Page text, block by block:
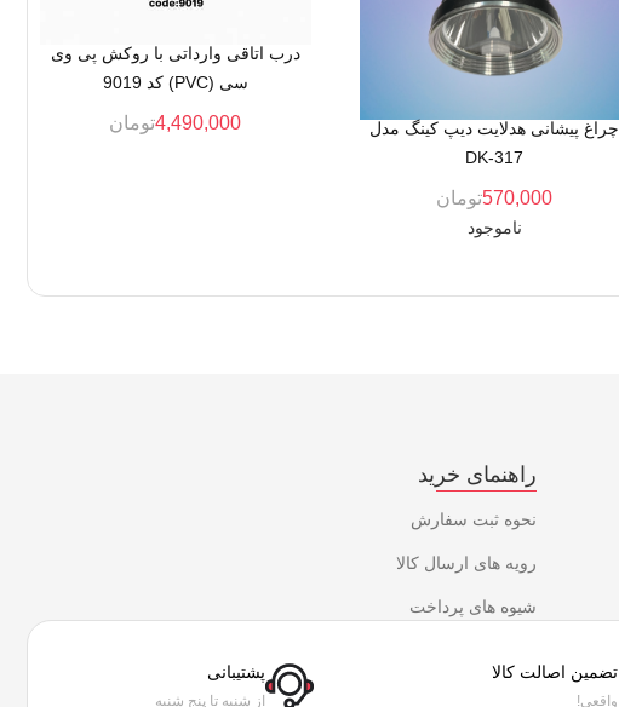
چراغ پیشانی هدلایت دیپ کینگ مدل
DK-317
570,000تومان
ناموجود
درب اتاقی وارداتی با روکش پی وی
سی (PVC) کد 9019
4,490,000تومان
راهنمای خرید
نحوه ثبت سفارش
رویه های ارسال کالا
شیوه های پرداخت
تضمین اصالت کالا
واقعی!
پشتیبانی
از شنبه تا پنج شنبه